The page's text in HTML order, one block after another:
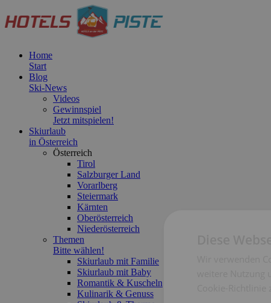
Home
Start
Blog
Ski-News
Videos
Gewinnspiel
Jetzt mitspielen!
Skiurlaub
in Österreich
Österreich
Tirol
Salzburger Land
Vorarlberg
Steiermark
Kärnten
Oberösterreich
Niederösterreich
Themen
Bitte wählen!
Skiurlaub mit Familie
Skiurlaub mit Baby
Romantik & Kuscheln
Kulinarik & Genuss